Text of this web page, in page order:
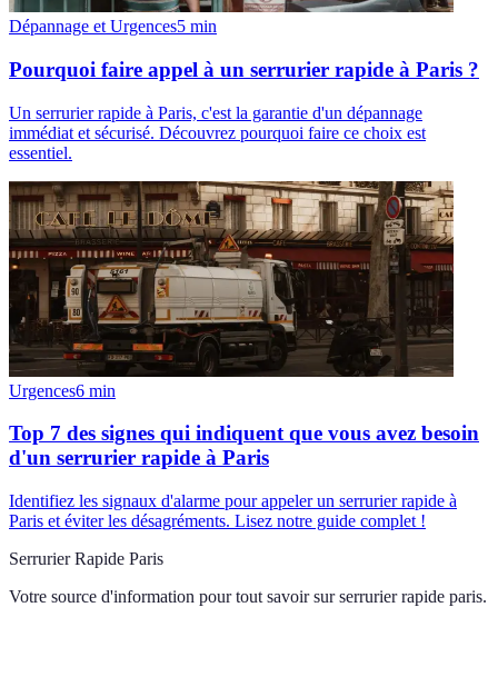
Dépannage et Urgences5 min
Pourquoi faire appel à un serrurier rapide à Paris ?
Un serrurier rapide à Paris, c'est la garantie d'un dépannage
immédiat et sécurisé. Découvrez pourquoi faire ce choix est
essentiel.
Urgences6 min
Top 7 des signes qui indiquent que vous avez besoin
d'un serrurier rapide à Paris
Identifiez les signaux d'alarme pour appeler un serrurier rapide à
Paris et éviter les désagréments. Lisez notre guide complet !
Serrurier Rapide Paris
Votre source d'information pour tout savoir sur serrurier rapide paris.